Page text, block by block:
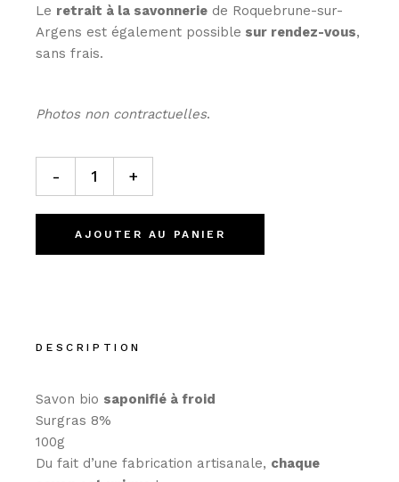
Le retrait à la savonnerie de Roquebrune-sur-
Argens est également possible sur rendez-vous,
sans frais.
Photos non contractuelles.
Le Canebière quantity
- +
AJOUTER AU PANIER
DESCRIPTION
Savon bio saponifié à froid
Surgras 8%
100g
Du fait d’une fabrication artisanale, chaque